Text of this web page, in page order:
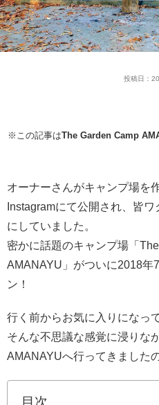
投稿日：
※この記事はThe Garden Camp
オーナーさんがキャンプ場を
Instagramにて公開され、 皆ワ
にしていました。
密かに話題のキャンプ場「
AMANAYU」がついに2018年
ン！
行く前からお気に入りになっ
そんな不思議な感覚に浸りな
AMANAYUへ行ってきました
目次